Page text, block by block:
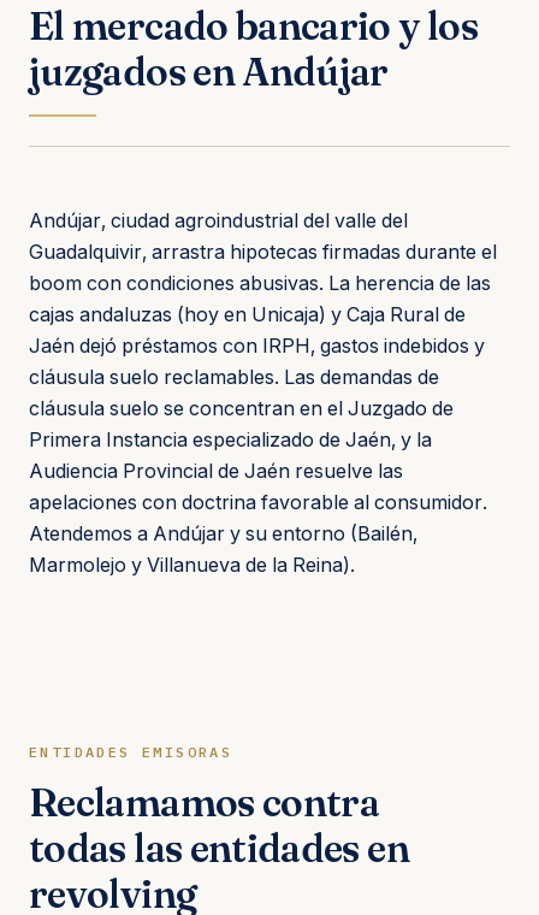
El mercado bancario y los
juzgados en Andújar
Andújar, ciudad agroindustrial del valle del
Guadalquivir, arrastra hipotecas firmadas durante el
boom con condiciones abusivas. La herencia de las
cajas andaluzas (hoy en Unicaja) y Caja Rural de
Jaén dejó préstamos con IRPH, gastos indebidos y
cláusula suelo reclamables. Las demandas de
cláusula suelo se concentran en el Juzgado de
Primera Instancia especializado de Jaén, y la
Audiencia Provincial de Jaén resuelve las
apelaciones con doctrina favorable al consumidor.
Atendemos a Andújar y su entorno (Bailén,
Marmolejo y Villanueva de la Reina).
ENTIDADES EMISORAS
Reclamamos contra
todas las entidades en
revolving